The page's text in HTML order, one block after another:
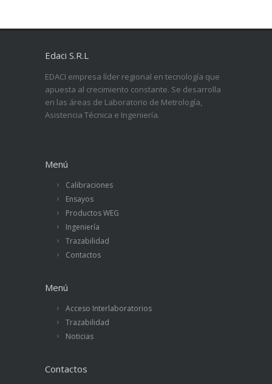
Edaci S.R.L
EDACI empresa líder regional en tecnología que
apuesta al crecimiento constante. Se desarrolla
en las áreas de Laboratorio de Metrología,
Asistencia Técnica e Ingeniería.
Menú
Calibraciones
Ensayos
Productos WEG
Ingeniería
Trazabilidad
Contactos
Menú
Acceso Interlaboratorios
Trazabilidad
Noticias
Contactos